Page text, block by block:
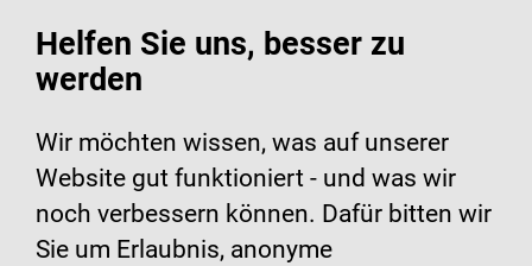
Helfen Sie uns, besser zu
werden
Wir möchten wissen, was auf unserer
Website gut funktioniert - und was wir
noch verbessern können. Dafür bitten wir
Sie um Erlaubnis, anonyme
Schmierinfektion